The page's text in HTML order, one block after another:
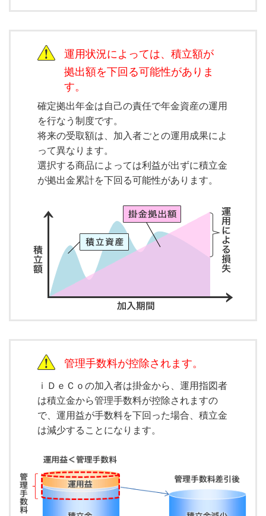
運用状況によっては、積立額が
拠出額を下回る可能性がありま
す。
確定拠出年金は自己の責任で年金資産の運用
を行なう制度です。
将来の受取額は、加入者ごとの運用成果によ
って異なります。
選択する商品によっては利益が出ずに積立金
が拠出金累計を下回る可能性があります。
管理手数料が控除されます。
ｉＤｅＣｏの加入者は掛金から、運用指図者
は積立金から管理手数料が控除されますの
で、運用益が手数料を下回った場合、積立金
は減少することになります。